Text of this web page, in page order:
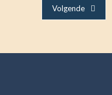
Volgende